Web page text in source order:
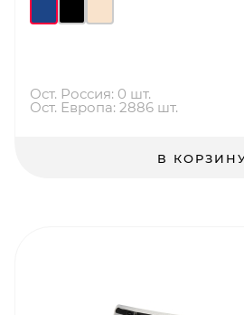
Ост. Россия: 0 шт.
Ост. Европа: 2886 шт.
В